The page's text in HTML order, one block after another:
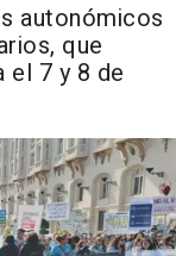
autonómicos
que
el 7 y 8 de